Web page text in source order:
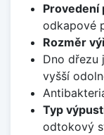
Provedení
odkapové
Rozměr
Dno dřezu
vyšší
Typ
odtokový